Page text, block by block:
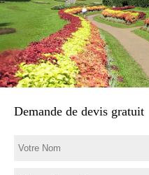
Demande de devis gratuit